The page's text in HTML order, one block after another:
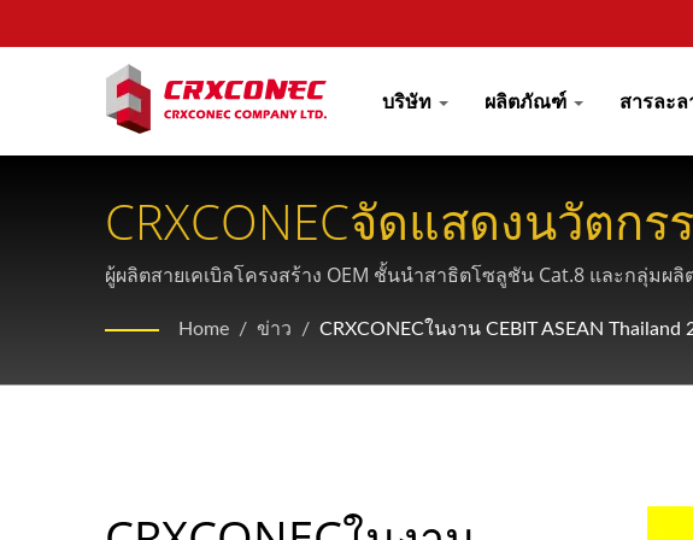
บริษัท ผลิตภัณฑ์ สารละล
CRXCONECจัดแสดงนวัตก
CEBIT ASEAN Thailand
ผู้ผลิตสายเคเบิลโครงสร้าง OEM ชั้นนำสาธิตโซลูชัน Cat.8 และกลุ่
Home / ข่าว / CRXCONECในงาน CEBIT ASEAN Thailand